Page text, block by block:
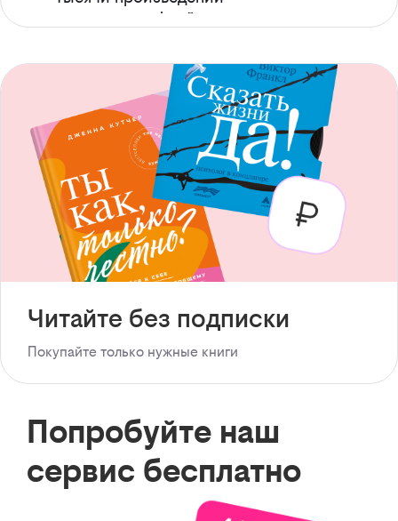
с доступом офлайн
Читайте без подписки
Покупайте только нужные книги
Попробуйте наш
сервис бесплатно